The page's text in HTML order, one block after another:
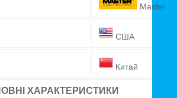
Master
США
Китай
ХАРАКТЕРИСТИКИ